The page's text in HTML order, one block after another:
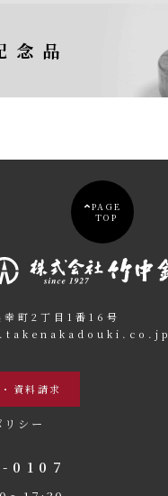
念品
0107
資料請求
シー
幸町2丁目1番16号
PAGE
TOP